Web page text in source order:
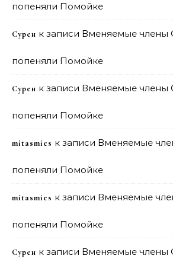
попеняли Помойке
Сурен к записи Вменяемые члены
попеняли Помойке
Сурен к записи Вменяемые члены
попеняли Помойке
mitasmies к записи Вменяемые
попеняли Помойке
mitasmies к записи Вменяемые
попеняли Помойке
Сурен к записи Вменяемые члены